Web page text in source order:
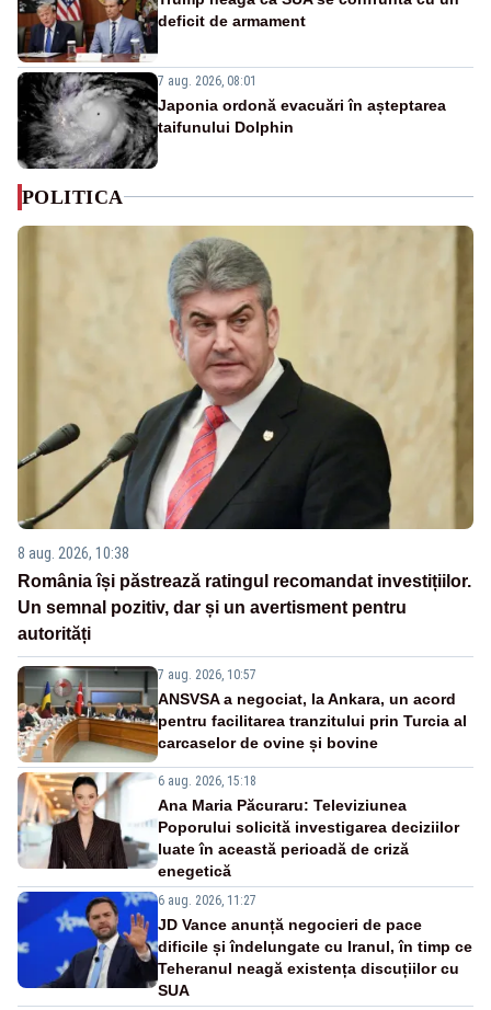
deficit de armament
7 aug. 2026, 08:01
Japonia ordonă evacuări în așteptarea
taifunului Dolphin
POLITICA
8 aug. 2026, 10:38
România își păstrează ratingul recomandat investițiilor.
Un semnal pozitiv, dar și un avertisment pentru
autorități
7 aug. 2026, 10:57
ANSVSA a negociat, la Ankara, un acord
pentru facilitarea tranzitului prin Turcia al
carcaselor de ovine și bovine
6 aug. 2026, 15:18
Ana Maria Păcuraru: Televiziunea
Poporului solicită investigarea deciziilor
luate în această perioadă de criză
enegetică
6 aug. 2026, 11:27
JD Vance anunță negocieri de pace
dificile și îndelungate cu Iranul, în timp ce
Teheranul neagă existența discuțiilor cu
SUA